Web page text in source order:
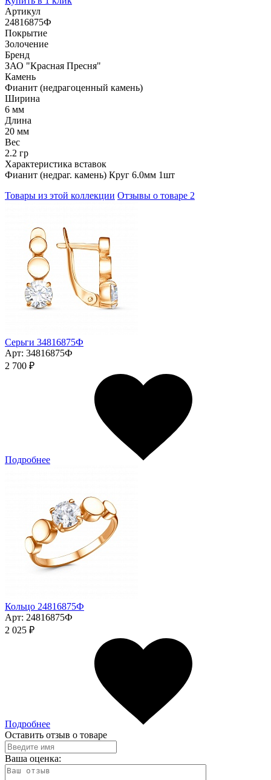
Артикул
24816875Ф
Покрытие
Золочение
Бренд
ЗАО "Красная Пресня"
Камень
Фианит (недрагоценный камень)
Ширина
6 мм
Длина
20 мм
Вес
2.2 гр
Характеристика вставок
Фианит (недраг. камень) Круг 6.0мм 1шт
Товары из этой коллекции Отзывы о товаре 2
Серьги 34816875Ф
Арт: 34816875Ф
2 700 ₽
Подробнее
Кольцо 24816875Ф
Арт: 24816875Ф
2 025 ₽
Подробнее
Оставить отзыв о товаре
Ваша оценка: